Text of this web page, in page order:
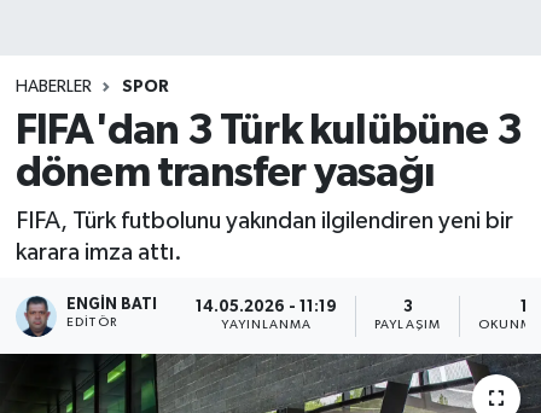
HABERLER SPOR
FIFA'dan 3 Türk kulübüne 3
dönem transfer yasağı
FIFA, Türk futbolunu yakından ilgilendiren yeni bir
karara imza attı.
ENGIN BATI
EDITÖR
14.05.2026 - 11:19
YAYINLANMA
3
PAYLAŞIM
Son Dakika Haberleri